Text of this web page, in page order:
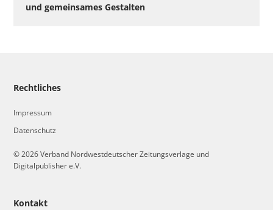
und gemeinsames Gestalten
Kontakt
Rechtliches
Impressum
Datenschutz
© 2026 Verband Nordwestdeutscher Zeitungsverlage und
Digitalpublisher e.V.